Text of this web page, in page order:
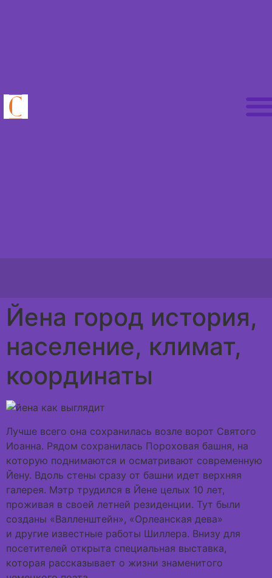
Йена город история,
население, климат,
координаты
Лучше всего она сохранилась возле ворот Святого
Иоанна. Рядом сохранилась Пороховая башня, на
которую поднимаются и осматривают современную
Йену. Вдоль стены сразу от башни идет верхняя
галерея. Мэтр трудился в Йене целых 10 лет,
проживая в своей летней резиденции. Тут были
созданы «Валленштейн», «Орлеанская дева»
и другие известные работы Шиллера. Внизу для
посетителей открыта специальная выставка,
которая рассказывает о жизни знаменитого